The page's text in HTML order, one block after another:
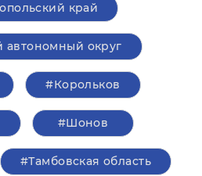
край
автономный округ
#Корольков
#Шонов
#Тамбовская область